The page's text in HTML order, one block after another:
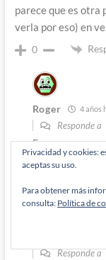
parece que es otra
verla por eso) en
0
Roger 4 años
Responde a
Esperemos que
0
Responde a
Privacidad y cookies:
aceptas su uso.
Para obtener más
consulta: Política de